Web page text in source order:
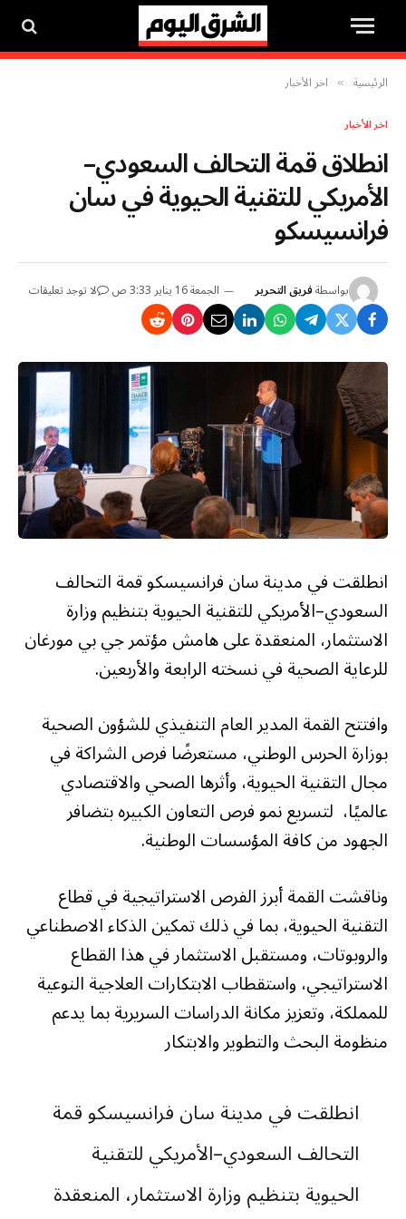
الرئيسية » اخر الأخبار
اخر الأخبار
انطلاق قمة التحالف السعودي–
الأمريكي للتقنية الحيوية في سان
فرانسيسكو
بواسطةفريق التحرير الجمعة 16 يناير 3:33 ص لا توجد تعليقات
انطلقت في مدينة سان فرانسيسكو قمة التحالف
السعودي–الأمريكي للتقنية الحيوية بتنظيم وزارة
الاستثمار، المنعقدة على هامش مؤتمر جي بي مورغان
للرعاية الصحية في نسخته الرابعة والأربعين.
وافتتح القمة المدير العام التنفيذي للشؤون الصحية
بوزارة الحرس الوطني، مستعرضًا فرص الشراكة في
مجال التقنية الحيوية، وأثرها الصحي والاقتصادي
عالميًا، لتسريع نمو فرص التعاون الكبيره بتضافر
الجهود من كافة المؤسسات الوطنية.
وناقشت القمة أبرز الفرص الاستراتيجية في قطاع
التقنية الحيوية، بما في ذلك تمكين الذكاء الاصطناعي
والروبوتات، ومستقبل الاستثمار في هذا القطاع
الاستراتيجي، واستقطاب الابتكارات العلاجية النوعية
للمملكة، وتعزيز مكانة الدراسات السريرية بما يدعم
منظومة البحث والتطوير والابتكار
انطلقت في مدينة سان فرانسيسكو قمة
التحالف السعودي–الأمريكي للتقنية
الحيوية بتنظيم وزارة الاستثمار، المنعقدة